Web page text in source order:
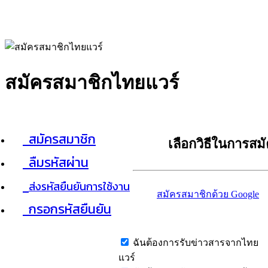
สมัครสมาชิกไทยแวร์
สมัครสมาชิก
ลืมรหัสผ่าน
ส่งรหัสยืนยันการใช้งาน
กรอกรหัสยืนยัน
เลือกวิธีในการส
สมัครสมาชิกด้วย Google
ฉันต้องการรับข่าวสารจากไทย
แวร์